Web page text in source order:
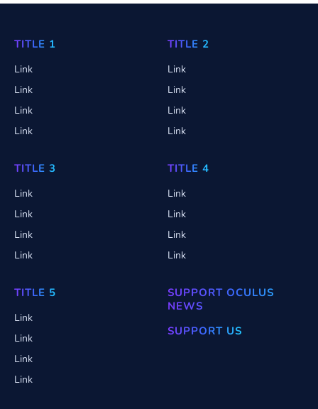
TITLE 1
Link
Link
Link
Link
TITLE 2
Link
Link
Link
Link
TITLE 3
Link
Link
Link
Link
TITLE 4
Link
Link
Link
Link
TITLE 5
Link
Link
Link
Link
SUPPORT OCULUS
NEWS
SUPPORT US